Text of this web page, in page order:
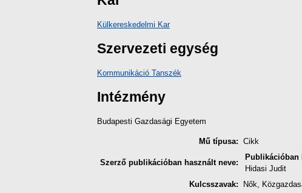
Külkereskedelmi Kar
Szervezeti egység
Kommunikáció Tanszék
Intézmény
Budapesti Gazdasági Egyetem
Mű típusa: Cikk
Szerző publikációban használt neve:
Publikációban
Hidasi Judit
Kulcsszavak:
Nők,